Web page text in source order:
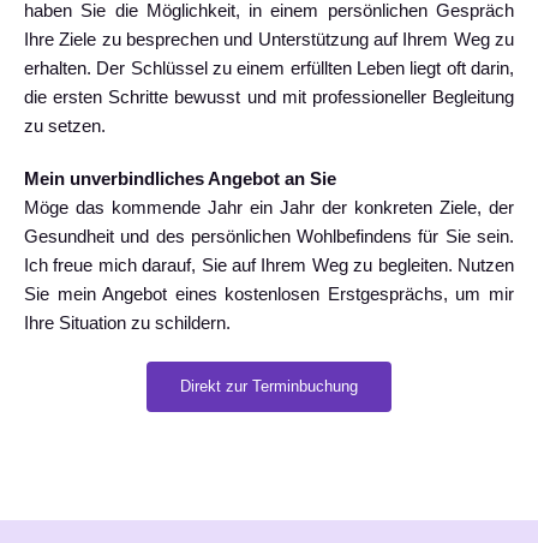
haben Sie die Möglichkeit, in einem persönlichen Gespräch
Ihre Ziele zu besprechen und Unterstützung auf Ihrem Weg zu
erhalten. Der Schlüssel zu einem erfüllten Leben liegt oft darin,
die ersten Schritte bewusst und mit professioneller Begleitung
zu setzen.
Mein unverbindliches Angebot an Sie
Möge das kommende Jahr ein Jahr der konkreten Ziele, der
Gesundheit und des persönlichen Wohlbefindens für Sie sein.
Ich freue mich darauf, Sie auf Ihrem Weg zu begleiten. Nutzen
Sie mein Angebot eines kostenlosen Erstgesprächs, um mir
Ihre Situation zu schildern.
Direkt zur Terminbuchung